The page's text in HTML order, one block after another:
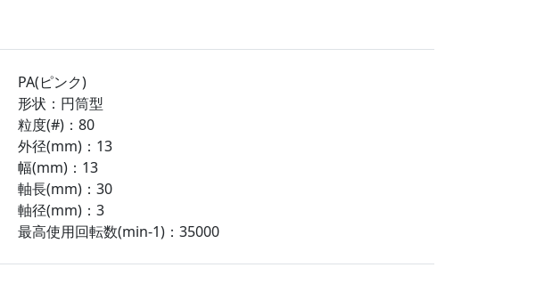
PA(ピンク)
形状：円筒型
粒度(#)：80
外径(mm)：13
幅(mm)：13
軸長(mm)：30
軸径(mm)：3
最高使用回転数(min-1)：35000